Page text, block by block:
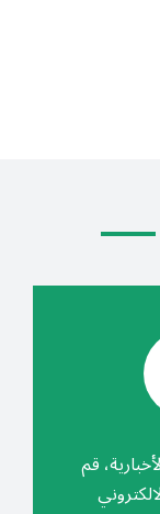
قم